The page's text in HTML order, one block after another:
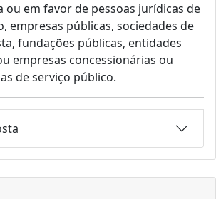
ou em favor de pessoas jurídicas de
empresas públicas, sociedades de
fundações públicas, entidades
empresas concessionárias ou
de serviço público.